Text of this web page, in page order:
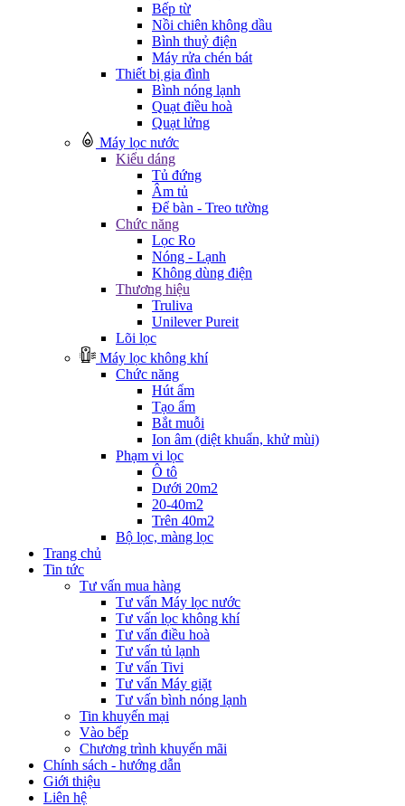
Bếp từ
Nồi chiên không dầu
Bình thuỷ điện
Máy rửa chén bát
Thiết bị gia đình
Bình nóng lạnh
Quạt điều hoà
Quạt lửng
Máy lọc nước
Kiểu dáng
Tủ đứng
Âm tủ
Để bàn - Treo tường
Chức năng
Lọc Ro
Nóng - Lạnh
Không dùng điện
Thương hiệu
Truliva
Unilever Pureit
Lõi lọc
Máy lọc không khí
Chức năng
Hút ẩm
Tạo ẩm
Bắt muỗi
Ion âm (diệt khuẩn, khử mùi)
Phạm vi lọc
Ô tô
Dưới 20m2
20-40m2
Trên 40m2
Bộ lọc, màng lọc
Trang chủ
Tin tức
Tư vấn mua hàng
Tư vấn Máy lọc nước
Tư vấn lọc không khí
Tư vấn điều hoà
Tư vấn tủ lạnh
Tư vấn Tivi
Tư vấn Máy giặt
Tư vấn bình nóng lạnh
Tin khuyến mại
Vào bếp
Chương trình khuyến mãi
Chính sách - hướng dẫn
Giới thiệu
Liên hệ